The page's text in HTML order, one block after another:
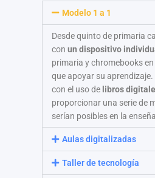
Modelo 1 a 1
Desde quinto de primaria
con un dispositivo
primaria y chromebooks
que apoyar su
con el uso de libros
proporcionar una serie de
serían posibles en la
Aulas digitalizadas
Taller de tecnología